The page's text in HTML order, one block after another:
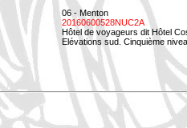
06 - Menton
20160600528NUC2A
Hôtel de voyageurs dit Hôtel
Elévations sud. Cinquième